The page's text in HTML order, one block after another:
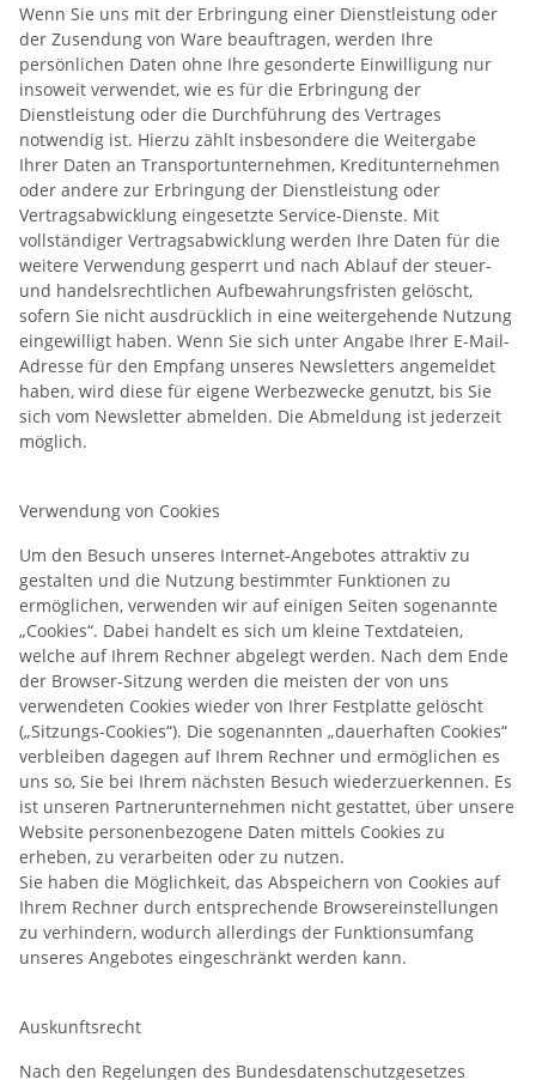
Wenn Sie uns mit der Erbringung einer Dienstleistung oder
der Zusendung von Ware beauftragen, werden Ihre
persönlichen Daten ohne Ihre gesonderte Einwilligung nur
insoweit verwendet, wie es für die Erbringung der
Dienstleistung oder die Durchführung des Vertrages
notwendig ist. Hierzu zählt insbesondere die Weitergabe
Ihrer Daten an Transportunternehmen, Kreditunternehmen
oder andere zur Erbringung der Dienstleistung oder
Vertragsabwicklung eingesetzte Service-Dienste. Mit
vollständiger Vertragsabwicklung werden Ihre Daten für die
weitere Verwendung gesperrt und nach Ablauf der steuer-
und handelsrechtlichen Aufbewahrungsfristen gelöscht,
sofern Sie nicht ausdrücklich in eine weitergehende Nutzung
eingewilligt haben. Wenn Sie sich unter Angabe Ihrer E-Mail-
Adresse für den Empfang unseres Newsletters angemeldet
haben, wird diese für eigene Werbezwecke genutzt, bis Sie
sich vom Newsletter abmelden. Die Abmeldung ist jederzeit
möglich.
Verwendung von Cookies
Um den Besuch unseres Internet-Angebotes attraktiv zu
gestalten und die Nutzung bestimmter Funktionen zu
ermöglichen, verwenden wir auf einigen Seiten sogenannte
„Cookies“. Dabei handelt es sich um kleine Textdateien,
welche auf Ihrem Rechner abgelegt werden. Nach dem Ende
der Browser-Sitzung werden die meisten der von uns
verwendeten Cookies wieder von Ihrer Festplatte gelöscht
(„Sitzungs-Cookies“). Die sogenannten „dauerhaften Cookies“
verbleiben dagegen auf Ihrem Rechner und ermöglichen es
uns so, Sie bei Ihrem nächsten Besuch wiederzuerkennen. Es
ist unseren Partnerunternehmen nicht gestattet, über unsere
Website personenbezogene Daten mittels Cookies zu
erheben, zu verarbeiten oder zu nutzen.
Sie haben die Möglichkeit, das Abspeichern von Cookies auf
Ihrem Rechner durch entsprechende Browsereinstellungen
zu verhindern, wodurch allerdings der Funktionsumfang
unseres Angebotes eingeschränkt werden kann.
Auskunftsrecht
Nach den Regelungen des Bundesdatenschutzgesetzes